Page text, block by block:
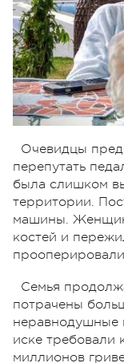
Очевидцы
перепутать
была слишком
территории.
машины.
костей и
Семья
потрачены
неравнодушные
иске требовали
миллионов